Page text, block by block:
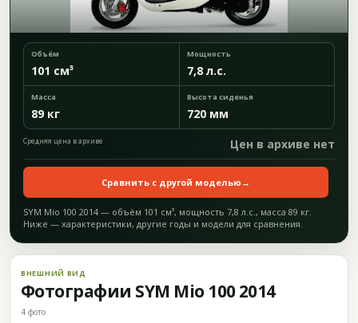
Объём
101 см³
Мощность
7,8 л.с.
Масса
89 кг
Высота сиденья
720 мм
Средняя цена в архиве Цен в архиве нет
Сравнить с другой моделью →
SYM Mio 100 2014 — объём 101 см³, мощность 7,8 л.с., масса 89 кг.
Ниже — характеристики, другие годы и модели для сравнения.
ВНЕШНИЙ ВИД
Фотографии SYM Mio 100 2014
4 фото